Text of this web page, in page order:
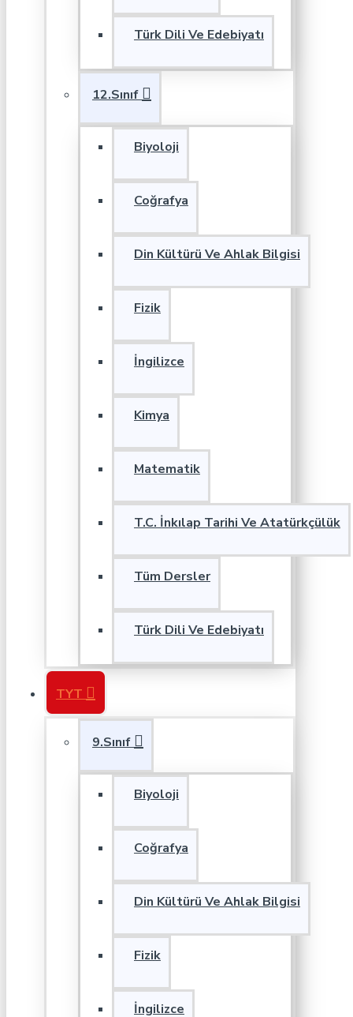
Türk Dili Ve Edebiyatı
12.Sınıf
Biyoloji
Coğrafya
Din Kültürü Ve Ahlak Bilgisi
Fizik
İngilizce
Kimya
Matematik
T.C. İnkılap Tarihi Ve Atatürkçülük
Tüm Dersler
Türk Dili Ve Edebiyatı
TYT
9.Sınıf
Biyoloji
Coğrafya
Din Kültürü Ve Ahlak Bilgisi
Fizik
İngilizce